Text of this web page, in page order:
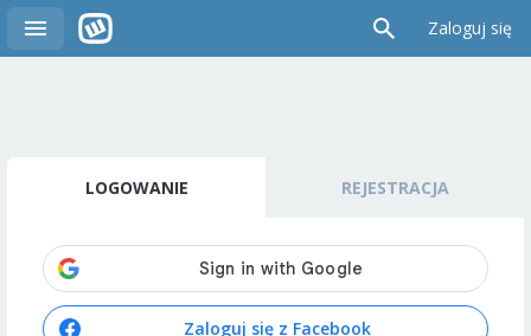
Zaloguj się
LOGOWANIE REJESTRACJA
Zaloguj się z Facebook